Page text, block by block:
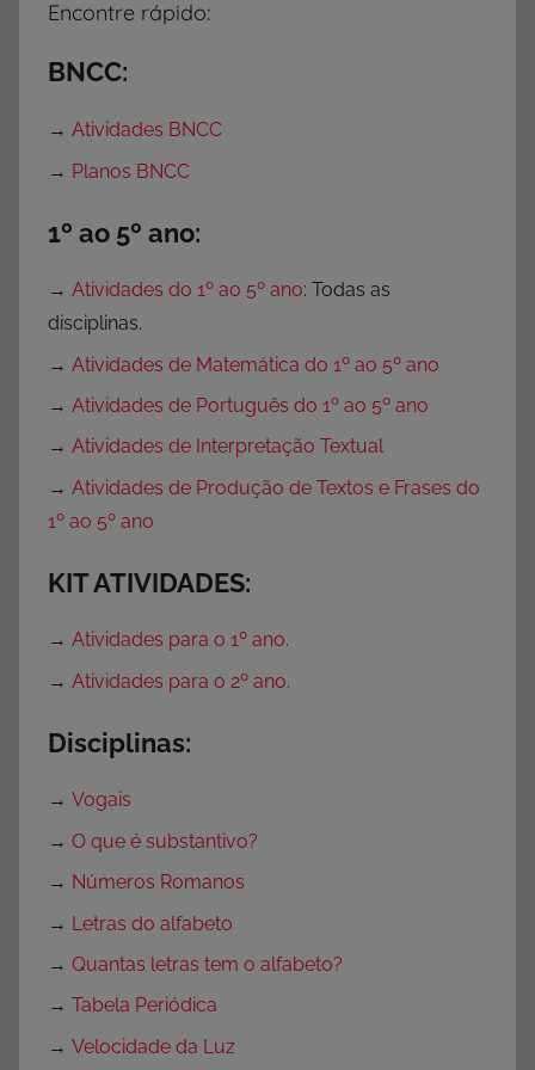
Encontre rápido:
BNCC:
→ Atividades BNCC
→ Planos BNCC
1º ao 5º ano:
→ Atividades do 1º ao 5º ano: Todas as
disciplinas.
→ Atividades de Matemática do 1º ao 5º ano
→ Atividades de Português do 1º ao 5º ano
→ Atividades de Interpretação Textual
→ Atividades de Produção de Textos e Frases do
1º ao 5º ano
KIT ATIVIDADES:
→ Atividades para o 1º ano.
→ Atividades para o 2º ano.
Disciplinas:
→ Vogais
→ O que é substantivo?
→ Números Romanos
→ Letras do alfabeto
→ Quantas letras tem o alfabeto?
→ Tabela Periódica
→ Velocidade da Luz